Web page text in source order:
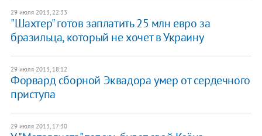
29 июля 2013, 22:33
"Шахтер" готов заплатить 25 млн евро за
бразильца, который не хочет в Украину
29 июля 2013, 18:12
Форвард сборной Эквадора умер от сердечного
приступа
29 июля 2013, 17:30